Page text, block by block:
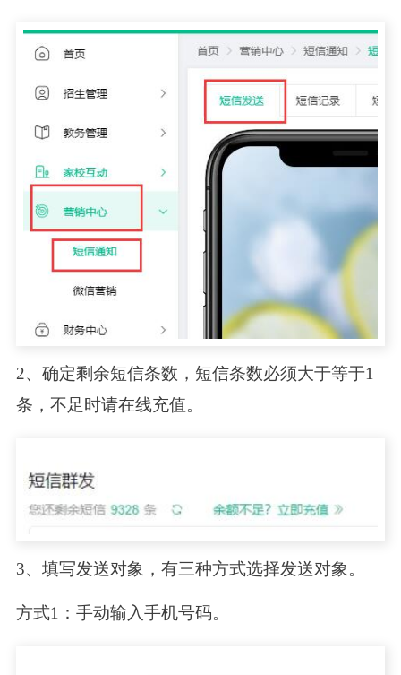
2、确定剩余短信条数，短信条数必须大于等于1
条，不足时请在线充值。
3、填写发送对象，有三种方式选择发送对象。
方式1：手动输入手机号码。